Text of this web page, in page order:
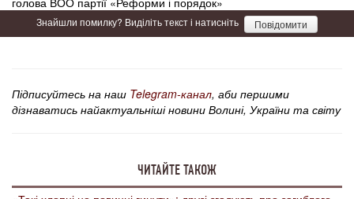
Знайшли помилку? Виділіть текст і натисніть Повідомити
Підписуйтесь на наш Telegram-канал, аби першими
дізнаватись найактуальніші новини Волині, України та світу
ЧИТАЙТЕ ТАКОЖ